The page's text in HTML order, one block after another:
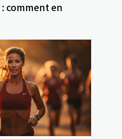
comment en